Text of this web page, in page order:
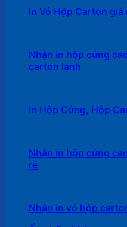
In Vỏ Hộp Carton
Nhận in hộp cứng
carton lạnh
In Hộp Cứng, Hộp
Nhận in hộp cứng
rẻ
Nhận in vỏ hộp